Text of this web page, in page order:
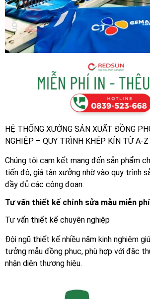
HỆ THỐNG XƯỞNG SẢN XUẤT ĐỒNG
NGHIỆP – QUY TRÌNH KHÉP KÍN TỪ A-Z
Chúng tôi cam kết mang đến sản phẩm
tiến độ, giá tận xưởng nhờ vào quy trình
đầy đủ các công đoạn:
Tư vấn thiết kế chỉnh sửa mẫu miễn phí
Tư vấn thiết kế chuyên nghiệp
Đội ngũ thiết kế nhiều năm kinh nghiệm
tưởng mẫu đồng phục, phù hợp với đặc
nhận diện thương hiệu.